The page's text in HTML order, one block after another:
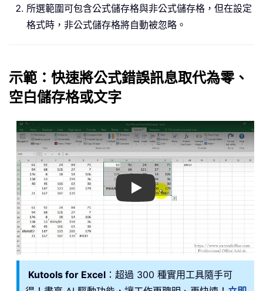
所選範圍可包含公式儲存格與非公式儲存格，但在設定
格式時，非公式儲存格將自動被忽略。
示範：快速將公式錯誤訊息取代為零、
空白儲存格或文字
Play
Kutools for Excel ：超過 300 種實用工具隨手可